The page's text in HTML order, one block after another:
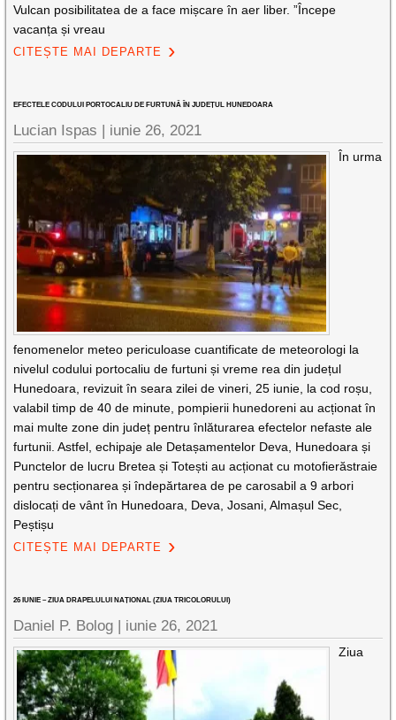
Vulcan posibilitatea de a face mișcare în aer liber. ”Începe
vacanța și vreau
CITEȘTE MAI DEPARTE
EFECTELE CODULUI PORTOCALIU DE FURTUNĂ ÎN JUDEȚUL HUNEDOARA
Lucian Ispas | iunie 26, 2021
În urma
fenomenelor meteo periculoase cuantificate de meteorologi la
nivelul codului portocaliu de furtuni și vreme rea din județul
Hunedoara, revizuit în seara zilei de vineri, 25 iunie, la cod roșu,
valabil timp de 40 de minute, pompierii hunedoreni au acționat în
mai multe zone din județ pentru înlăturarea efectelor nefaste ale
furtunii. Astfel, echipaje ale Detașamentelor Deva, Hunedoara și
Punctelor de lucru Bretea și Totești au acționat cu motofierăstraie
pentru secționarea și îndepărtarea de pe carosabil a 9 arbori
dislocați de vânt în Hunedoara, Deva, Josani, Almașul Sec,
Peștișu
CITEȘTE MAI DEPARTE
26 IUNIE – ZIUA DRAPELULUI NAȚIONAL (ZIUA TRICOLORULUI)
Daniel P. Bolog | iunie 26, 2021
Ziua